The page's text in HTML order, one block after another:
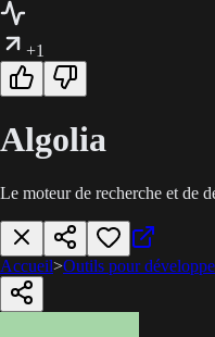
+1
Algolia
Le moteur de recherche et de
Accueil>Outils pour